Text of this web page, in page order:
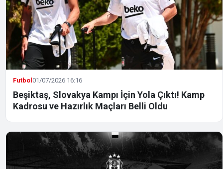
Futbol01/07/2026 16:16
Beşiktaş, Slovakya Kampı İçin Yola Çıktı! Kamp
Kadrosu ve Hazırlık Maçları Belli Oldu